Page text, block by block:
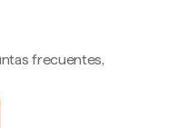
frecuentes,